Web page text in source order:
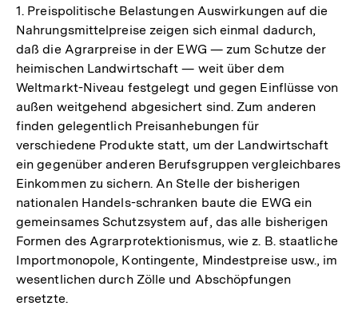
1. Preispolitische Belastungen Auswirkungen auf die
Nahrungsmittelpreise zeigen sich einmal dadurch,
daß die Agrarpreise in der EWG — zum Schutze der
heimischen Landwirtschaft — weit über dem
Weltmarkt-Niveau festgelegt und gegen Einflüsse von
außen weitgehend abgesichert sind. Zum anderen
finden gelegentlich Preisanhebungen für
verschiedene Produkte statt, um der Landwirtschaft
ein gegenüber anderen Berufsgruppen vergleichbares
Einkommen zu sichern. An Stelle der bisherigen
nationalen Handels-schranken baute die EWG ein
gemeinsames Schutzsystem auf, das alle bisherigen
Formen des Agrarprotektionismus, wie z. B. staatliche
Importmonopole, Kontingente, Mindestpreise usw., im
wesentlichen durch Zölle und Abschöpfungen
ersetzte.